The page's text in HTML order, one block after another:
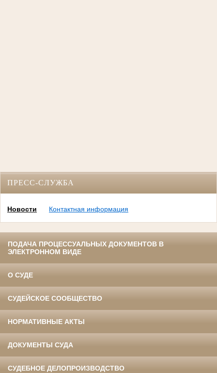
ПРЕСС-СЛУЖБА
Новости Контактная информация
ПОДАЧА ПРОЦЕССУАЛЬНЫХ ДОКУМЕНТОВ В
ЭЛЕКТРОННОМ ВИДЕ
О СУДЕ
СУДЕЙСКОЕ СООБЩЕСТВО
НОРМАТИВНЫЕ АКТЫ
ДОКУМЕНТЫ СУДА
СУДЕБНОЕ ДЕЛОПРОИЗВОДСТВО